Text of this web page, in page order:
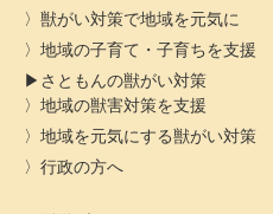
獣がい対策で地域を元気に
地域の子育て・子育ちを支援
さともんの獣がい対策
地域の獣害対策を支援
地域を元気にする獣がい対策
行政の方へ